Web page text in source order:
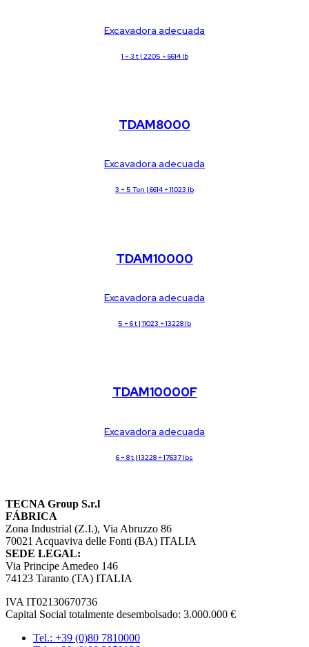
Excavadora adecuada
1 ÷ 3 t | 2205 ÷ 6614 lb
TDAM8000
Excavadora adecuada
3 ÷ 5 Ton | 6614 ÷ 11023 lb
TDAM10000
Excavadora adecuada
5 ÷ 6 t | 11023 ÷ 13228 lb
TDAM10000F
Excavadora adecuada
6 ÷ 8 t | 13228 ÷ 17637 lbs
TECNA Group S.r.l
FÁBRICA
Zona Industrial (Z.I.), Via Abruzzo 86
70021 Acquaviva delle Fonti (BA) ITALIA
SEDE LEGAL:
Via Principe Amedeo 146
74123 Taranto (TA) ITALIA
IVA IT02130670736
Capital Social totalmente desembolsado: 3.000.000 €
Tel.: +39 (0)80 7810000